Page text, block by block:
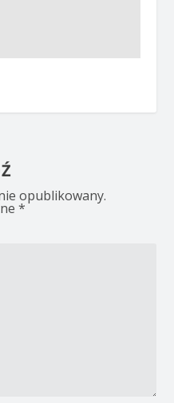
opublikowany.
*